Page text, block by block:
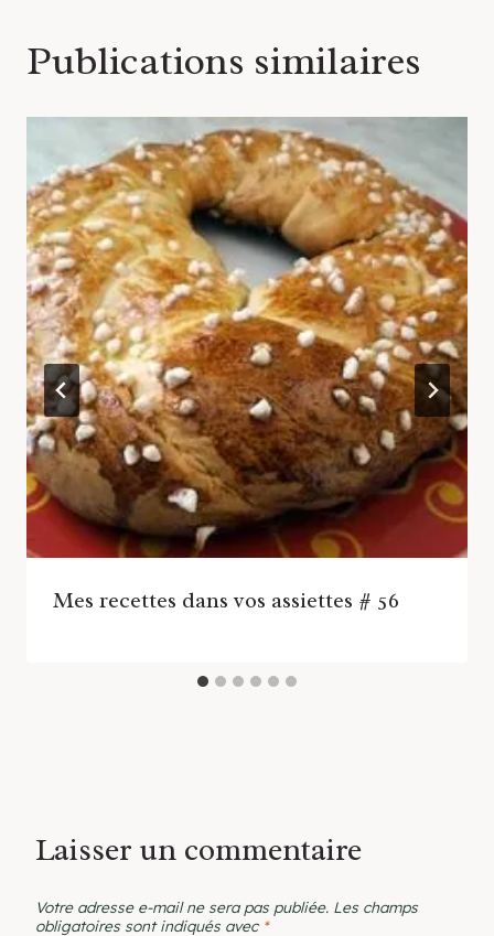
Publications similaires
Mes recettes dans vos assiettes # 56
Laisser un commentaire
Votre adresse e-mail ne sera pas publiée. Les champs
obligatoires sont indiqués avec *